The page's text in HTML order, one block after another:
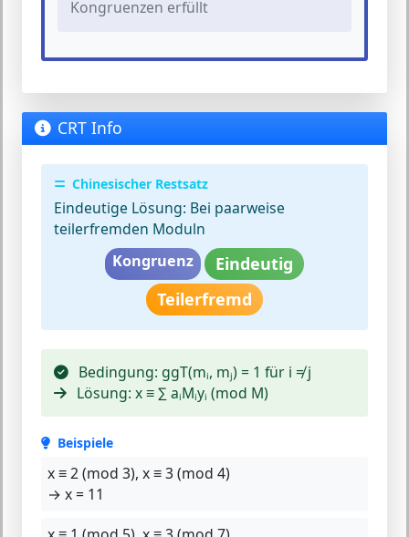
Kongruenzen erfüllt
CRT Info
Chinesischer Restsatz
Eindeutige Lösung: Bei paarweise
teilerfremden Moduln
Kongruenz
Eindeutig
Teilerfremd
Bedingung: ggT(mᵢ, mⱼ) = 1 für i ≠ j
Lösung: x ≡ ∑ aᵢMᵢyᵢ (mod M)
Beispiele
x ≡ 2 (mod 3), x ≡ 3 (mod 4)
→ x = 11